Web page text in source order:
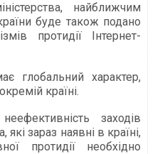
найближчим
буде також подано
протидії Інтернет-
глобальний характер,
країні.
заходів
які зараз наявні в країні,
протидії необхідно